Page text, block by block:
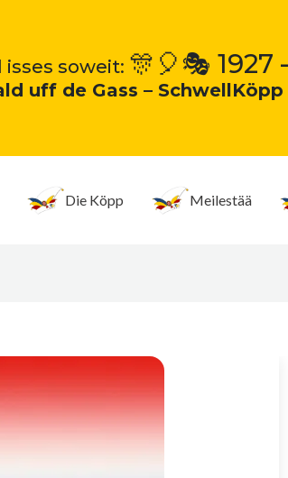
isses soweit: 🎊🎈🎭 1927
uff de Gass –
Die Köpp Meilestää